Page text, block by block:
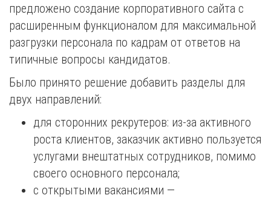
предложено создание корпоративного сайта с
расширенным функционалом для максимальной
разгрузки персонала по кадрам от ответов на
типичные вопросы кандидатов.
Было принято решение добавить разделы для
двух направлений:
для сторонних рекрутеров: из-за активного
роста клиентов, заказчик активно пользуется
услугами внештатных сотрудников, помимо
своего основного персонала;
с открытыми вакансиями —